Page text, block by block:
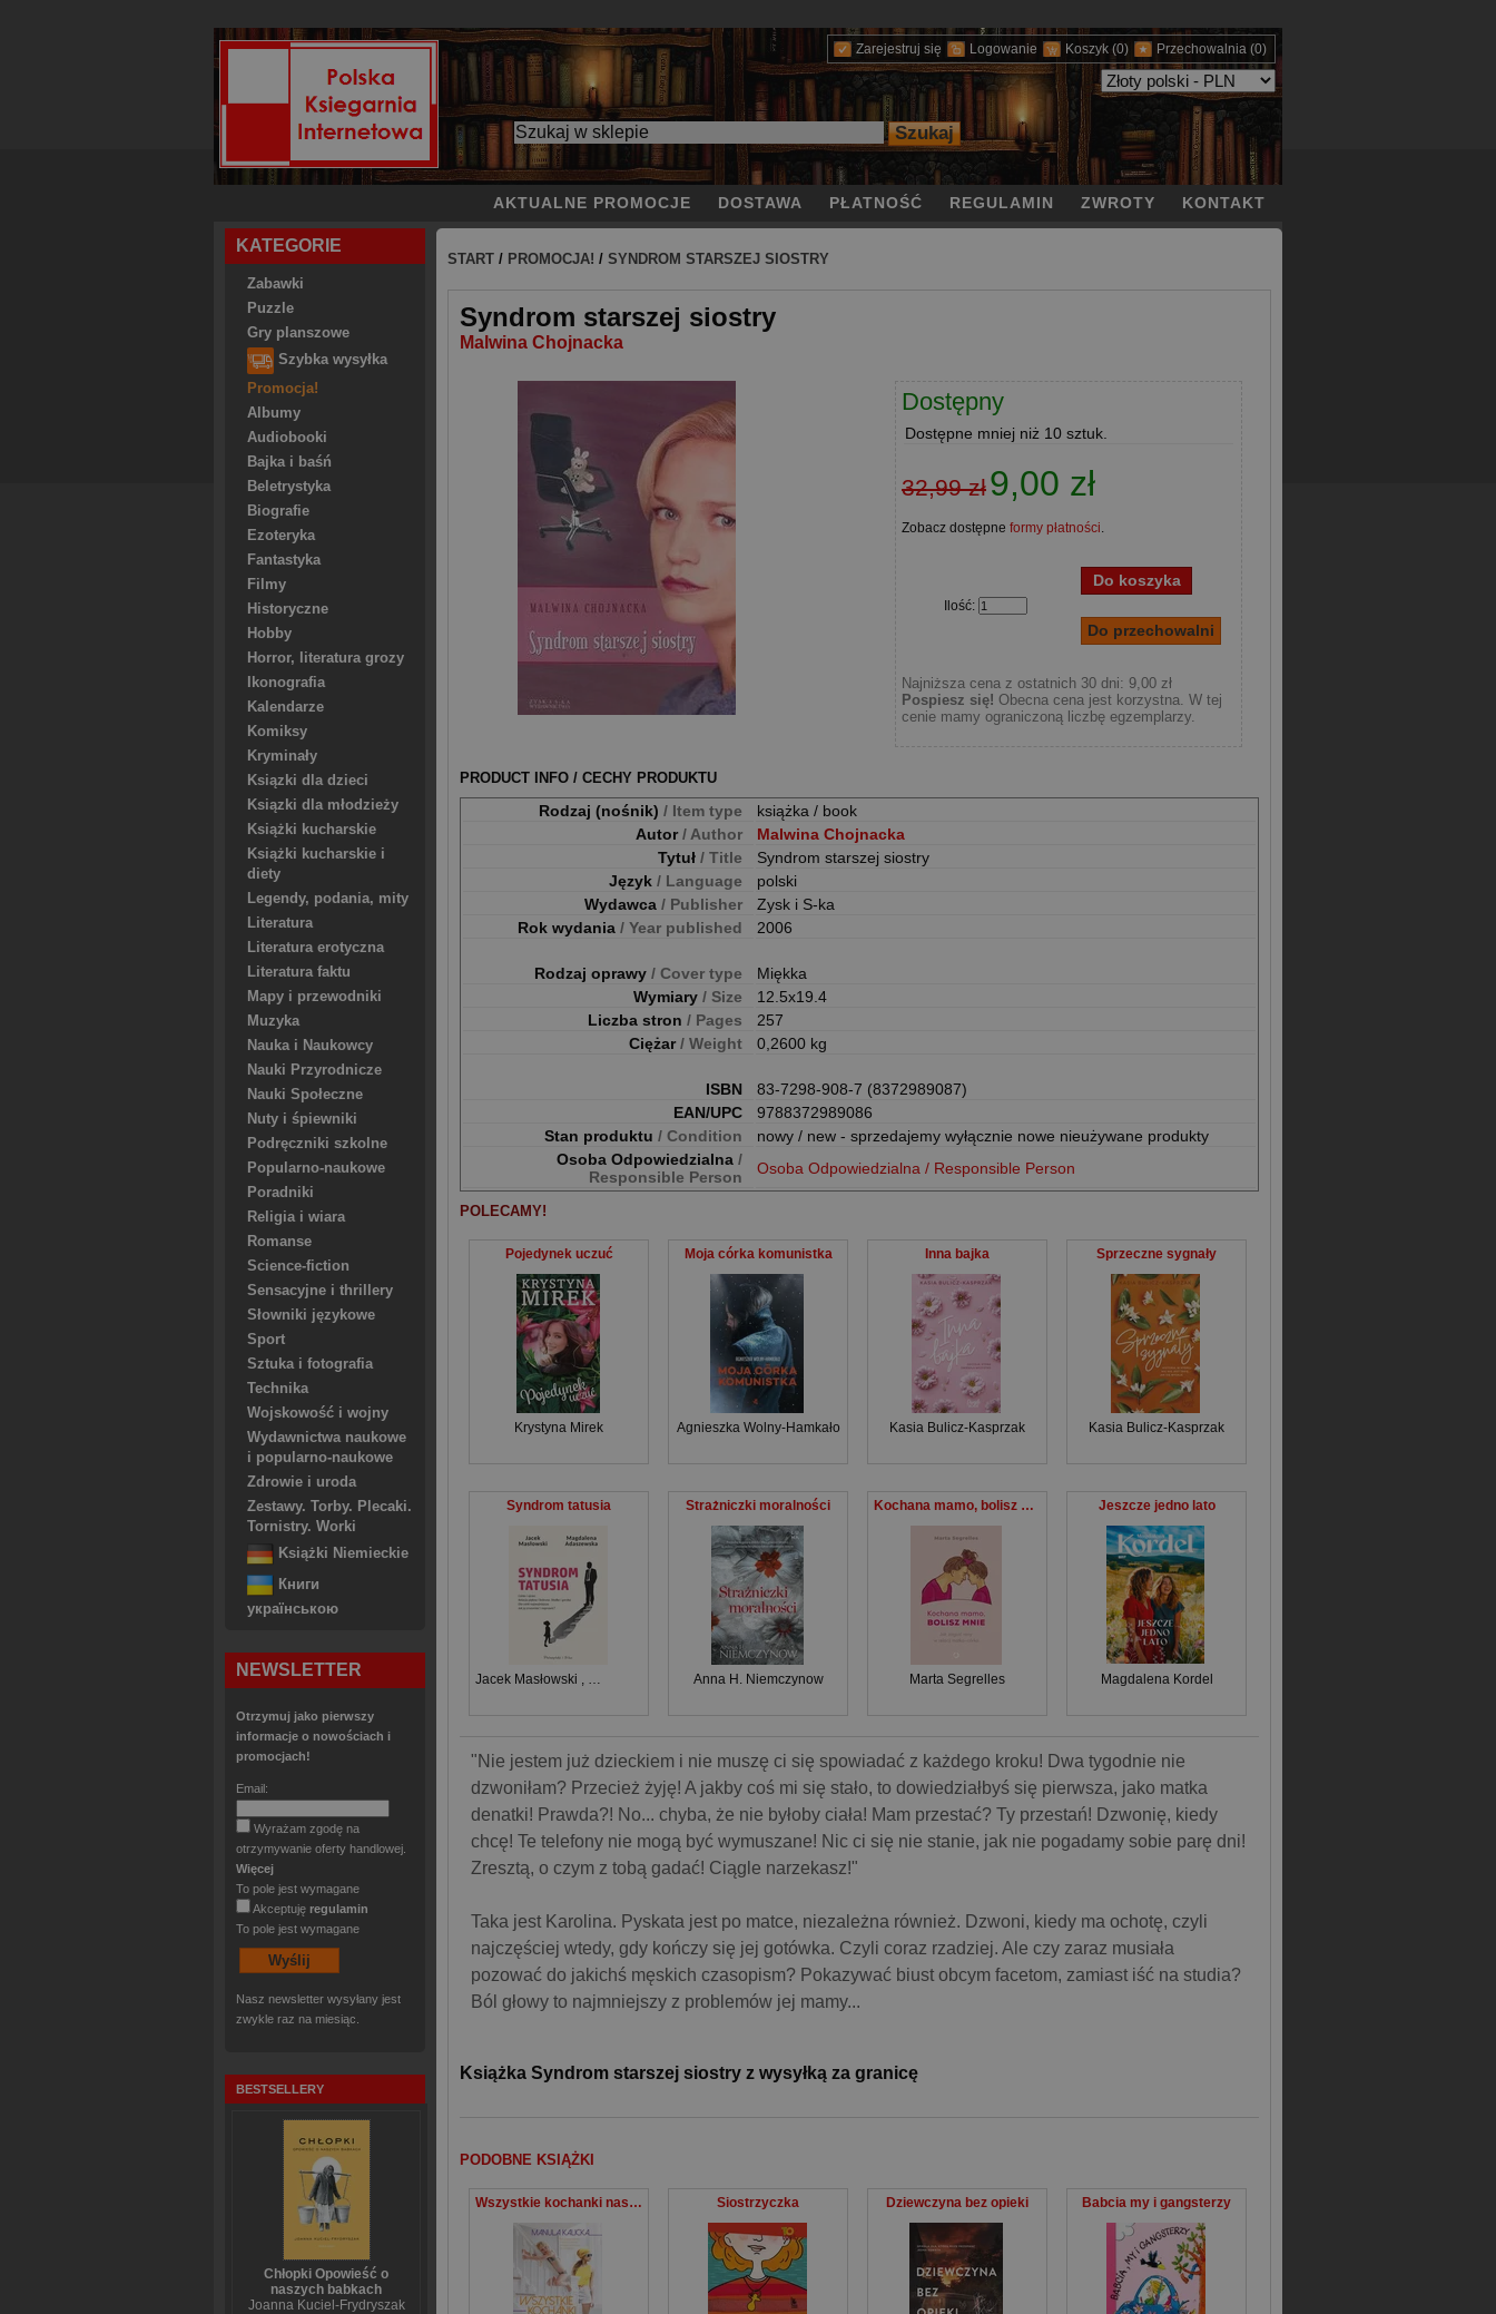
Zarejestruj się Logowanie Koszyk (0) Przechowalnia (0)
AKTUALNE PROMOCJE DOSTAWA PŁATNOŚĆ REGULAMIN ZWROTY KONTAKT
KATEGORIE
Zabawki
Puzzle
Gry planszowe
Szybka wysyłka
Promocja!
Albumy
Audiobooki
Bajka i baśń
Beletrystyka
Biografie
Ezoteryka
Fantastyka
Filmy
Historyczne
Hobby
Horror, literatura grozy
Ikonografia
Kalendarze
Komiksy
Kryminały
Ksiązki dla dzieci
Ksiązki dla młodzieży
Książki kucharskie
Książki kucharskie i
diety
Legendy, podania, mity
Literatura
Literatura erotyczna
Literatura faktu
Mapy i przewodniki
Muzyka
Nauka i Naukowcy
Nauki Przyrodnicze
Nauki Społeczne
Nuty i śpiewniki
Podręczniki szkolne
Popularno-naukowe
Poradniki
Religia i wiara
Romanse
Science-fiction
Sensacyjne i thrillery
Słowniki językowe
Sport
Sztuka i fotografia
Technika
Wojskowość i wojny
Wydawnictwa naukowe
i popularno-naukowe
Zdrowie i uroda
Zestawy. Torby. Plecaki.
Tornistry. Worki
Książki Niemieckie
Книги
українською
NEWSLETTER
Otrzymuj jako pierwszy
informacje o nowościach i
promocjach!
Email:
Wyrażam zgodę na
otrzymywanie oferty handlowej.
Więcej
To pole jest wymagane
Akceptuję regulamin
To pole jest wymagane
Nasz newsletter wysyłany jest
zwykle raz na miesiąc.
BESTSELLERY
Chłopki Opowieść o
naszych babkach
Joanna Kuciel-Frydryszak
START / PROMOCJA! / SYNDROM STARSZEJ SIOSTRY
Syndrom starszej siostry
Malwina Chojnacka
Dostępny
Dostępne mniej niż 10 sztuk.
32,99 zł9,00 zł
Zobacz dostępne formy płatności.
Ilość:
Najniższa cena z ostatnich 30 dni: 9,00 zł
Pospiesz się! Obecna cena jest korzystna. W tej
cenie mamy ograniczoną liczbę egzemplarzy.
PRODUCT INFO / CECHY PRODUKTU
Rodzaj (nośnik) / Item type
książka / book
Autor/ Author
Malwina Chojnacka
Tytuł / Title
Syndrom starszej siostry
Język / Language
polski
Wydawca / Publisher
Zysk i S-ka
Rok wydania / Year published 2006
Rodzaj oprawy / Cover type
Miękka
Wymiary / Size
12.5x19.4
Liczba stron / Pages
257
Ciężar/ Weight 0,2600 kg
ISBN
83-7298-908-7 (8372989087)
EAN/UPC
9788372989086
Stan produktu / Condition
nowy / new - sprzedajemy wyłącznie nowe nieużywane produkty
Osoba Odpowiedzialna /
Responsible Person
Osoba Odpowiedzialna / Responsible Person
POLECAMY!
Pojedynek uczuć
Krystyna Mirek
Moja córka komunistka
Agnieszka Wolny-Hamkało
Inna bajka
Kasia Bulicz-Kasprzak
Sprzeczne sygnały
Kasia Bulicz-Kasprzak
Syndrom tatusia
Jacek Masłowski , Magdalena Adaszewska
Strażniczki moralności
Anna H. Niemczynow
Kochana mamo, bolisz mnie Jak zagoić rany w relacji matka‒córka
Marta Segrelles
Jeszcze jedno lato
Magdalena Kordel
"Nie jestem już dzieckiem i nie muszę ci się spowiadać z każdego kroku! Dwa tygodnie nie
dzwoniłam? Przecież żyję! A jakby coś mi się stało, to dowiedziałbyś się pierwsza, jako matka
denatki! Prawda?! No... chyba, że nie byłoby ciała! Mam przestać? Ty przestań! Dzwonię, kiedy
chcę! Te telefony nie mogą być wymuszane! Nic ci się nie stanie, jak nie pogadamy sobie parę dni!
Zresztą, o czym z tobą gadać! Ciągle narzekasz!"
Taka jest Karolina. Pyskata jest po matce, niezależna również. Dzwoni, kiedy ma ochotę, czyli
najczęściej wtedy, gdy kończy się jej gotówka. Czyli coraz rzadziej. Ale czy zaraz musiała
pozować do jakichś męskich czasopism? Pokazywać biust obcym facetom, zamiast iść na studia?
Ból głowy to najmniejszy z problemów jej mamy...
Książka Syndrom starszej siostry z wysyłką za granicę
PODOBNE KSIĄŻKI
Wszystkie kochanki naszego taty Siostrzyczka Dziewczyna bez opieki Babcia my i gangsterzy